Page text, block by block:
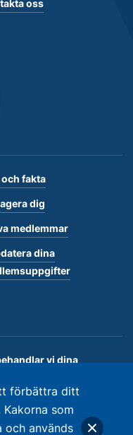
förbättra ditt
som
och används
oss
och fakta
dig
medlemmar
dina
vi dina